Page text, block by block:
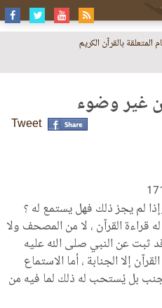
المتعلقة بالقرآن الكريم
غير وضوء
Tweet
لم يجز ذلك فهل يستمع له ؟
قراءة القرآن ، لا من المصحف ولا
عن النبي صلى الله عليه
إلا الجنابة ، أما الاستماع
بل يُستحب له ذلك لما فيه من